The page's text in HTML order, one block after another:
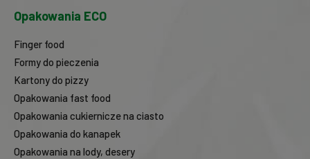
Opakowania ECO
Finger food
Formy do pieczenia
Kartony do pizzy
Opakowania fast food
Opakowania cukiernicze na ciasto
Opakowania do kanapek
Opakowania na lody, desery